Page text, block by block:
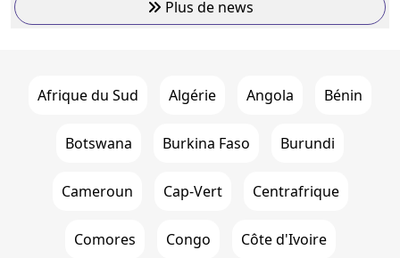
Plus de news
Afrique du Sud Algérie Angola Bénin
Botswana Burkina Faso Burundi
Cameroun Cap-Vert Centrafrique
Comores Congo Côte d'Ivoire